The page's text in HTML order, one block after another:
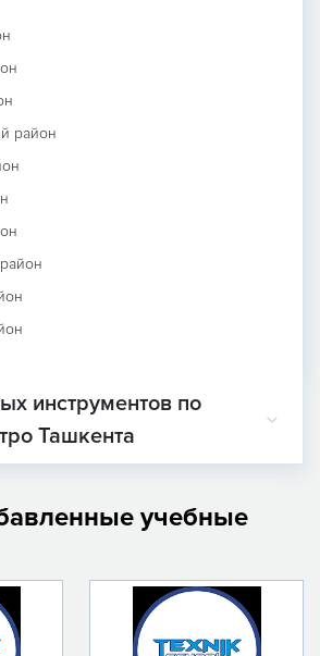
район
инструментов по
Ташкента
учебные